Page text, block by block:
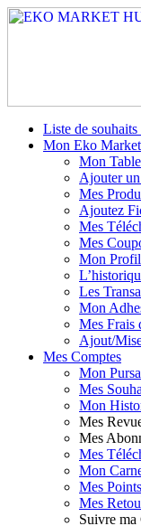
Liste de souhaits
Mon Eko Market
Mon
Ajouter
Mes
Ajoutez
Mes
Mes
Mon Profil
Les
Mon
Mes Frais
Ajout/
Mes Comptes
Mon Pursa
Mes
Mon
Mes
Mes
Mes
Mon
Mes
Mes
Suivre ma